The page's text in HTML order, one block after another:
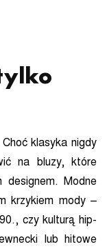
klasyka nigdy
na bluzy, które
designem. Modne
krzykiem mody –
czy kulturą hip-
lub hitowe